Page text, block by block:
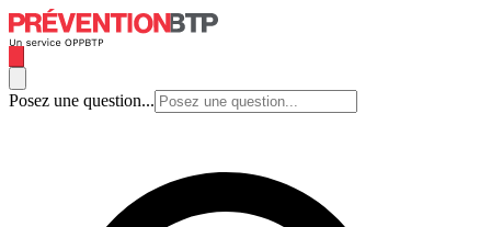
Posez une question...